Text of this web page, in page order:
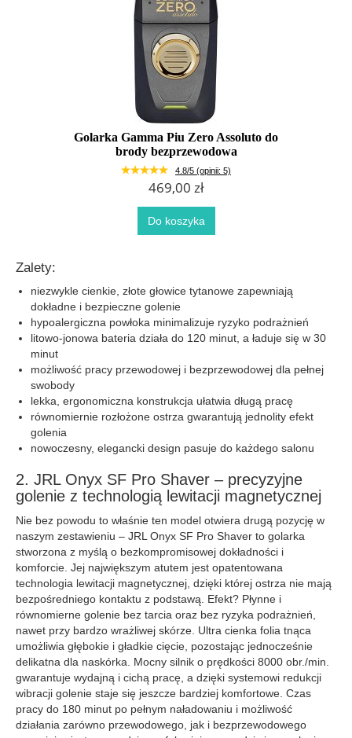
Golarka Gamma Piu Zero Assoluto do
brody bezprzewodowa
4.8/5 (opinii: 5)
469,00 zł
Do koszyka
Zalety:
niezwykle cienkie, złote głowice tytanowe zapewniają
dokładne i bezpieczne golenie
hypoalergiczna powłoka minimalizuje ryzyko podrażnień
litowo-jonowa bateria działa do 120 minut, a ładuje się w 30
minut
możliwość pracy przewodowej i bezprzewodowej dla pełnej
swobody
lekka, ergonomiczna konstrukcja ułatwia długą pracę
równomiernie rozłożone ostrza gwarantują jednolity efekt
golenia
nowoczesny, elegancki design pasuje do każdego salonu
2. JRL Onyx SF Pro Shaver – precyzyjne
golenie z technologią lewitacji magnetycznej
Nie bez powodu to właśnie ten model otwiera drugą pozycję w
naszym zestawieniu – JRL Onyx SF Pro Shaver to golarka
stworzona z myślą o bezkompromisowej dokładności i
komforcie. Jej największym atutem jest opatentowana
technologia lewitacji magnetycznej, dzięki której ostrza nie mają
bezpośredniego kontaktu z podstawą. Efekt? Płynne i
równomierne golenie bez tarcia oraz bez ryzyka podrażnień,
nawet przy bardzo wrażliwej skórze. Ultra cienka folia tnąca
umożliwia głębokie i gładkie cięcie, pozostając jednocześnie
delikatna dla naskórka. Mocny silnik o prędkości 8000 obr./min.
gwarantuje wydajną i cichą pracę, a dzięki systemowi redukcji
wibracji golenie staje się jeszcze bardziej komfortowe. Czas
pracy do 180 minut po pełnym naładowaniu i możliwość
działania zarówno przewodowego, jak i bezprzewodowego